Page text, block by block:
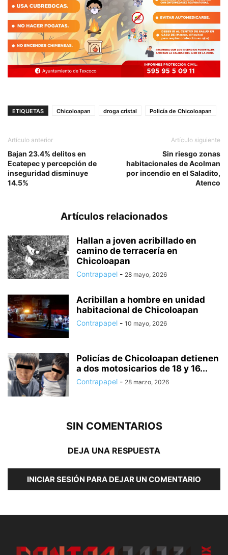
ETIQUETAS Chicoloapan droga cristal Policía de Chicoloapan
Artículo anterior
Bajan 23.4% delitos en
Ecatepec y percepción de
inseguridad disminuye
14.5%
Artículo siguiente
Sin riesgo zonas
habitacionales de Acolman
por incendio en el Saladito,
Atenco
Artículos relacionados
Hallan a joven acribillado en
camino de terracería en
Chicoloapan
Contrapapel - 28 mayo, 2026
Acribillan a hombre en unidad
habitacional de Chicoloapan
Contrapapel - 10 mayo, 2026
Policías de Chicoloapan detienen
a dos motosicarios de 18 y 16...
Contrapapel - 28 marzo, 2026
SIN COMENTARIOS
DEJA UNA RESPUESTA
INICIAR SESIÓN PARA DEJAR UN COMENTARIO